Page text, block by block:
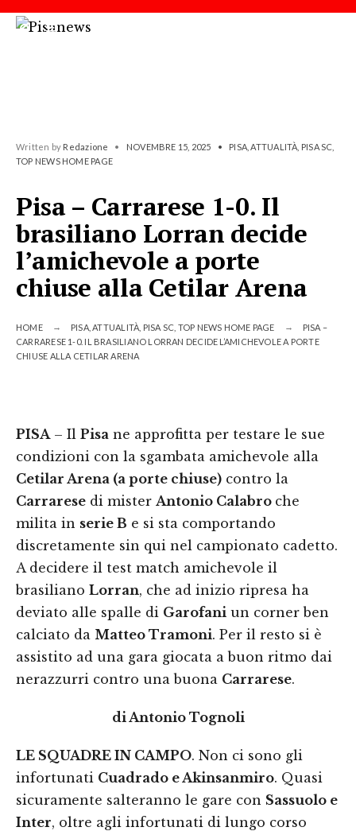
Written by Redazione • NOVEMBRE 15, 2025 • PISA,ATTUALITÀ PISA SC
TOP NEWS HOME PAGE
Pisa – Carrarese 1-0. Il
brasiliano Lorran decide
l’amichevole a porte
chiuse alla Cetilar Arena
HOME PISA,ATTUALITÀ PISA SC TOP NEWS HOME PAGE
PISA –
CARRARESE 1-0. IL BRASILIANO LORRAN DECIDE L’AMICHEVOLE A PORTE
CHIUSE ALLA CETILAR ARENA
PISA– Il Pisa ne approfitta per testare le sue
condizioni con la sgambata amichevole alla
Cetilar Arena (a porte chiuse) contro la
Carrarese di mister Antonio Calabro che
milita in serie B e si sta comportando
discretamente sin qui nel campionato cadetto.
A decidere il test match amichevole il
brasiliano Lorran, che ad inizio ripresa ha
deviato alle spalle di Garofani un corner ben
calciato da Matteo Tramoni. Per il resto si è
assistito ad una gara giocata a buon ritmo dai
nerazzurri contro una buona Carrarese.
di Antonio Tognoli
LE SQUADRE IN CAMPO. Non ci sono gli
infortunati Cuadrado e Akinsanmiro. Quasi
sicuramente salteranno le gare con Sassuolo e
Inter, oltre agli infortunati di lungo corso